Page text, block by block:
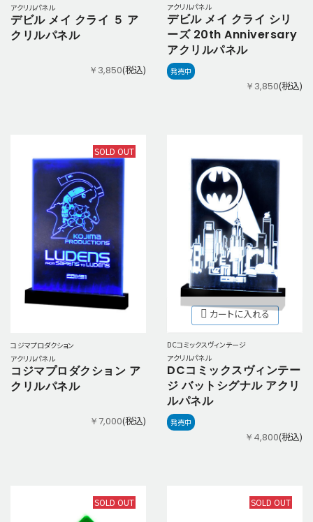
アクリルパネル
デビル メイ クライ ５ ア
クリルパネル
￥3,850(税込)
アクリルパネル
デビル メイ クライ シリ
ーズ 20th Anniversary
アクリルパネル
発売中
￥3,850(税込)
SOLD OUT
コジマプロダクション
アクリルパネル
コジマプロダクション ア
クリルパネル
￥7,000(税込)
カートに入れる
DCコミックスヴィンテージ
アクリルパネル
DCコミックスヴィンテー
ジ バットシグナル アクリ
ルパネル
発売中
￥4,800(税込)
SOLD OUT SOLD OUT